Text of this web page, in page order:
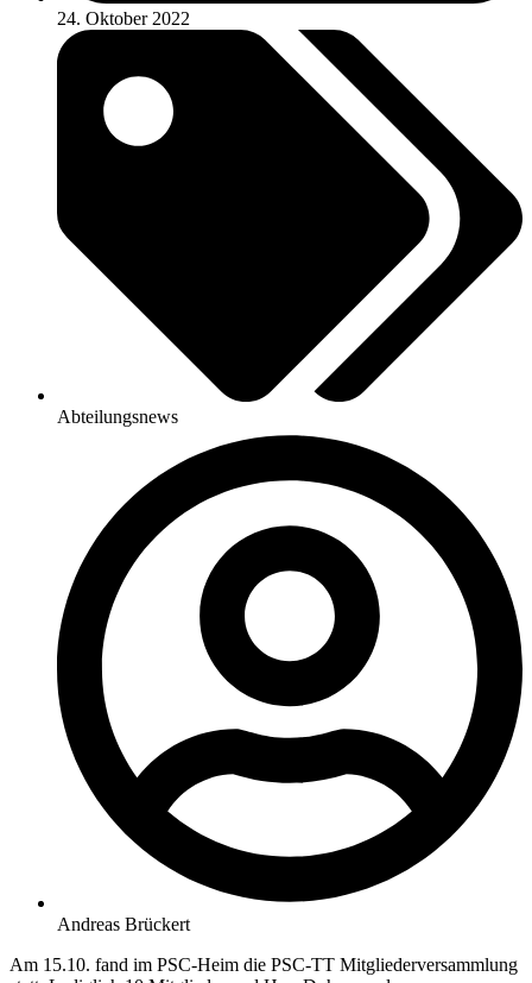
24. Oktober 2022
Abteilungsnews
Andreas Brückert
Am 15.10. fand im PSC-Heim die PSC-TT Mitgliederversammlung